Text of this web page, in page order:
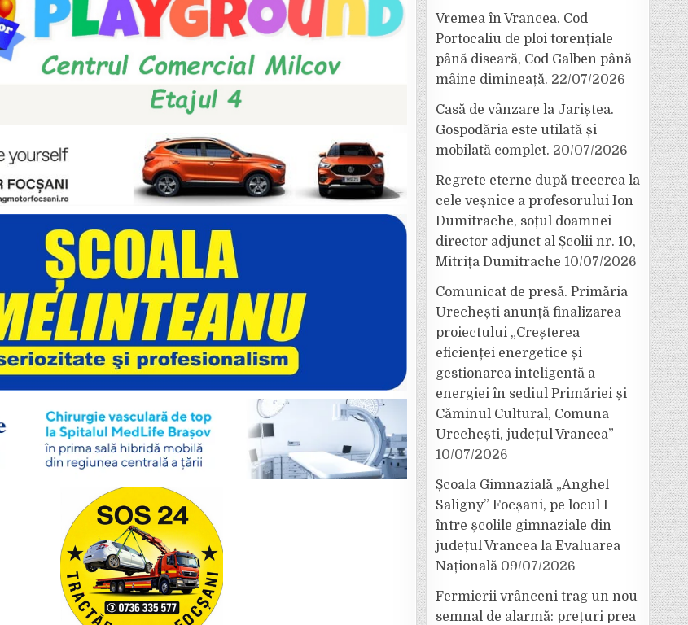
Vremea în Vrancea. Cod
Portocaliu de ploi torențiale
până diseară, Cod Galben până
mâine dimineață. 22/07/2026
Casă de vânzare la Jariștea.
Gospodăria este utilată și
mobilată complet. 20/07/2026
Regrete eterne după trecerea la
cele veșnice a profesorului Ion
Dumitrache, soțul doamnei
director adjunct al Școlii nr. 10,
Mitrița Dumitrache 10/07/2026
Comunicat de presă. Primăria
Urechești anunță finalizarea
proiectului „Creșterea
eficienței energetice și
gestionarea inteligentă a
energiei în sediul Primăriei și
Căminul Cultural, Comuna
Urechești, județul Vrancea”
10/07/2026
Școala Gimnazială „Anghel
Saligny” Focșani, pe locul I
între școlile gimnaziale din
județul Vrancea la Evaluarea
Națională 09/07/2026
Fermierii vrânceni trag un nou
semnal de alarmă: prețuri prea